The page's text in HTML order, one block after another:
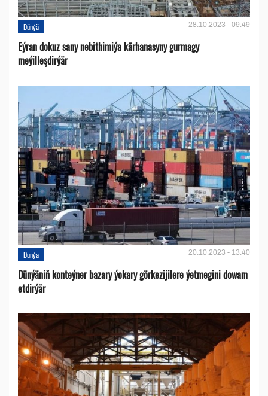
Dünýä 28.10.2023 - 09:49
Eýran dokuz sany nebithimiýa kärhanasyny gurmagy
meýilleşdirýär
Dünýä 20.10.2023 - 13:40
Dünýäniň konteýner bazary ýokary görkezijilere ýetmegini dowam
etdirýär